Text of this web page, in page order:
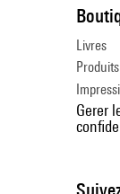
Livres
Produits
Gerer